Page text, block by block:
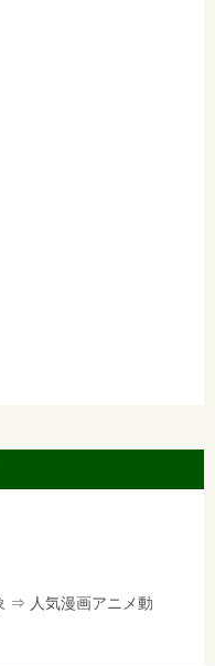
⇒ 人気漫画アニメ動